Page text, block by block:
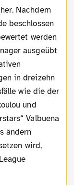
Nachdem
beschlossen
werden
ausgeübt
in dreizehn
wie die der
und
Valbuena
ändern
wird,